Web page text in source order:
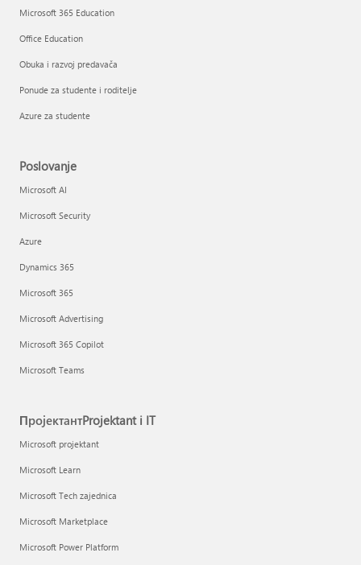
Microsoft 365 Education
Office Education
Obuka i razvoj predavača
Ponude za studente i roditelje
Azure za studente
Poslovanje
Microsoft AI
Microsoft Security
Azure
Dynamics 365
Microsoft 365
Microsoft Advertising
Microsoft 365 Copilot
Microsoft Teams
ПројектантProjektant i IT
Microsoft projektant
Microsoft Learn
Microsoft Tech zajednica
Microsoft Marketplace
Microsoft Power Platform